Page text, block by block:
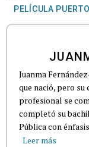
PELÍCULA
Juanma
que nació, pero
profesional se
completó su
Pública con
Leer más